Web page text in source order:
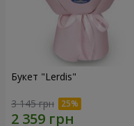
Букет "Lerdis"
3 145 грн